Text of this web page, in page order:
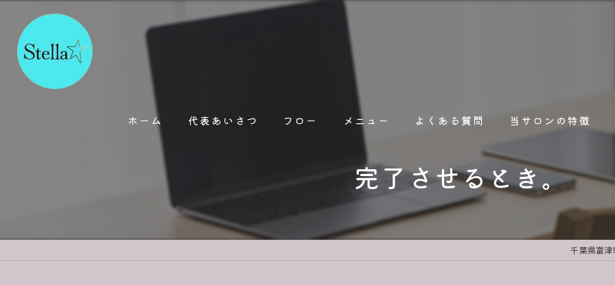
ホーム 代表あいさつ フロー メニュー よくある質問 当サロンの特徴
占い
オンライン
人間関係
完了させるとき。
千葉県富